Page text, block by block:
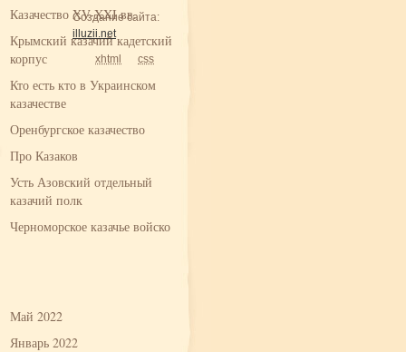
Казачество XV-XXI вв.
Крымский казачий кадетский
корпус
Кто есть кто в Украинском
казачестве
Оренбургское казачество
Про Казаков
Усть Азовский отдельный
казачий полк
Черноморское казачье войско
Май 2022
Январь 2022
Создание сайта:
illuzii.net
xhtml
css